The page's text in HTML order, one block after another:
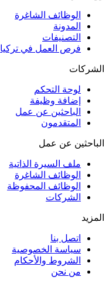
الوظائف الشاغرة
المدونة
التصنيفات
فرص العمل في تركيا
الشركات
لوحة التحكم
إضافة وظيفة
الباحثين عن عمل
المتقدمون
الباحثين عن عمل
ملف السيرة الذاتية
الوظائف الشاغرة
الوظائف المحفوظة
الشركات
المزيد
اتصل بنا
سياسة الخصوصية
الشروط والأحكام
من نحن